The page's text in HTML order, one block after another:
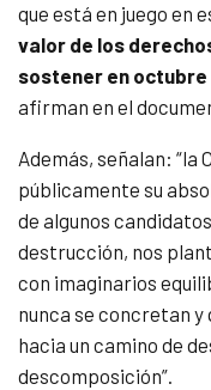
que está en juego en
valor de los
sostener en octubre
afirman en el
Además, señalan: “la
públicamente su
de algunos
destrucción, nos
con imaginarios
nunca se concretan
hacia un camino de
descomposición”.